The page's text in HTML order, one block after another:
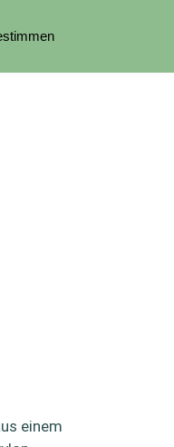
einem